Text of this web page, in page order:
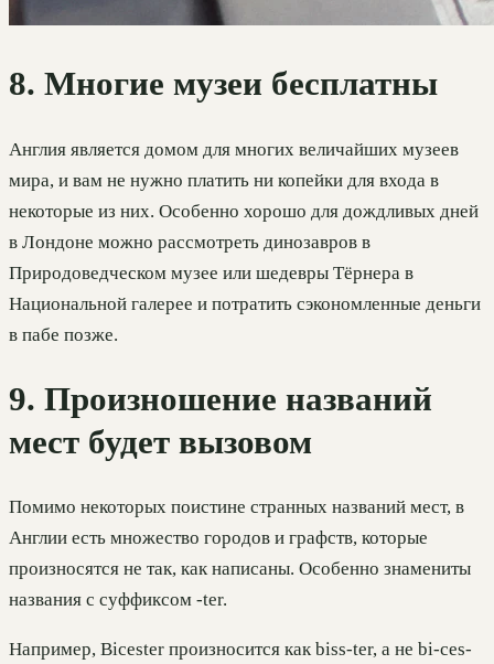
8. Многие музеи бесплатны
Англия является домом для многих величайших музеев
мира, и вам не нужно платить ни копейки для входа в
некоторые из них. Особенно хорошо для дождливых дней
в Лондоне можно рассмотреть динозавров в
Природоведческом музее или шедевры Тёрнера в
Национальной галерее и потратить сэкономленные деньги
в пабе позже.
9. Произношение названий
мест будет вызовом
Помимо некоторых поистине странных названий мест, в
Англии есть множество городов и графств, которые
произносятся не так, как написаны. Особенно знамениты
названия с суффиксом -ter.
Например, Bicester произносится как biss-ter, а не bi-ces-